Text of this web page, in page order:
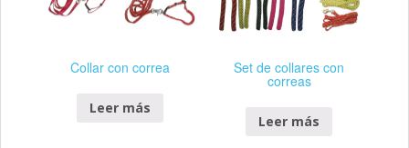
Collar con correa
Leer más
Set de collares con
correas
Leer más